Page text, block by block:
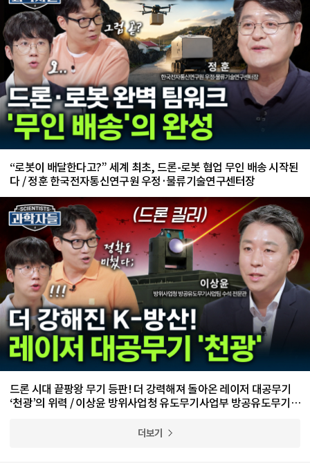
“로봇이 배달한다고?” 세계 최초, 드론-로봇 협업 무인 배송 시작된
다 / 정훈 한국전자통신연구원 우정·물류기술연구센터장
드론 시대 끝팡왕 무기 등판! 더 강력해져 돌아온 레이저 대공무기
‘천광’의 위력 / 이상윤 방위사업청 유도무기사업부 방공유도무기사
더보기